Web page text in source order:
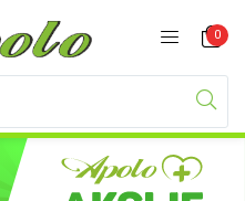
0
Registracija
za prijavu.